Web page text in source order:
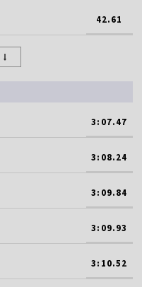
42.61
3:07.47
3:08.24
3:09.84
3:09.93
3:10.52